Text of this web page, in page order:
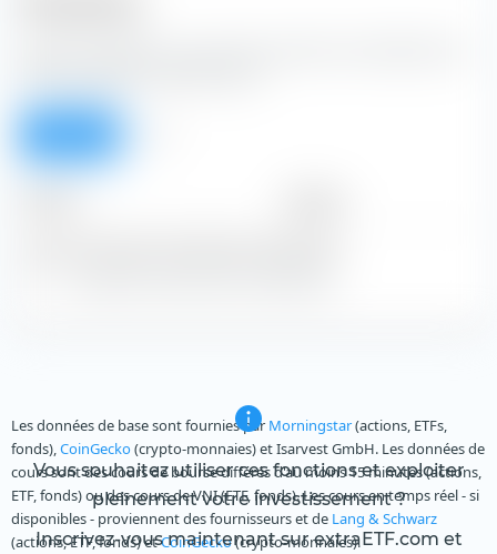
Vous souhaitez utiliser ces fonctions et exploiter
pleinement votre investissement ?
Inscrivez-vous maintenant sur extraETF.com et
Les données de base sont fournies par Morningstar(actions, ETFs,
fonds),CoinGecko(crypto-monnaies) et Isarvest GmbH. Les données de
cours sont des cours de bourse différés d'au moins 15 minutes (actions,
ETF, fonds) ou des cours de VNI (ETF, fonds). Les cours en temps réel - si
disponibles - proviennent des fournisseurs et de Lang & Schwarz
(actions, ETF, fonds) etCoinGecko(crypto-monnaies).